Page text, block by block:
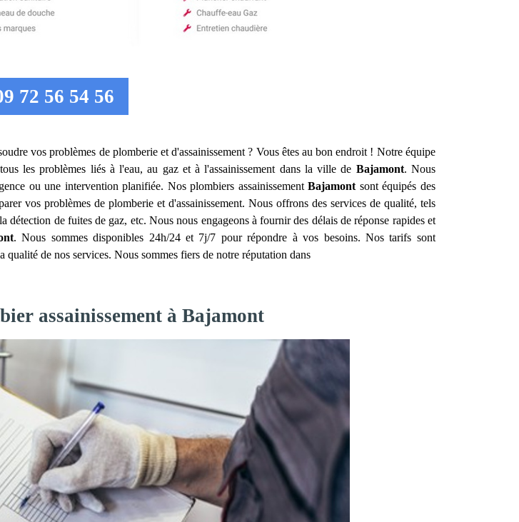
72 56 54 56
vos problèmes de plomberie et d'assainissement ? Vous êtes au bon endroit ! Notre équipe
les problèmes liés à l'eau, au gaz et à l'assainissement dans la ville de Bajamont. Nous
ou une intervention planifiée. Nos plombiers assainissementBajamont sont équipés des
vos problèmes de plomberie et d'assainissement. Nous offrons des services de qualité, tels
détection de fuites de gaz, etc. Nous nous engageons à fournir des délais de réponse rapides et
. Nous sommes disponibles 24h/24 et 7j/7 pour répondre à vos besoins. Nos tarifs sont
de nos services. Nous sommes fiers de notre réputation dans
assainissement à Bajamont